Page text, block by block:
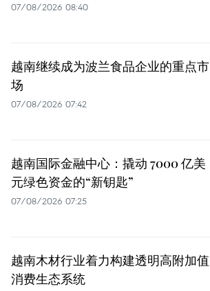
07/08/2026 08:40
越南继续成为波兰食品企业的重点市
场
07/08/2026 07:42
越南国际金融中心：撬动 7000 亿美
元绿色资金的“新钥匙”
07/08/2026 07:25
越南木材行业着力构建透明高附加值
消费生态系统